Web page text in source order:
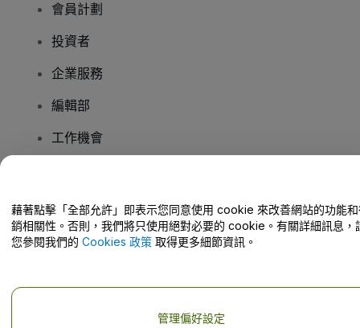
會員計劃
投資者
企業服務
編輯部
工作機會
幫助中心 / 聯絡我們
藉著點擊「全部允許」即表示您同意使用 cookie 來改善網站的功能
銷相關性。否則，我們將只使用絕對必要的 cookie。有關詳細訊息，
您參閱我們的 Cookies 政策 取得更多細節資訊。
管理偏好設定